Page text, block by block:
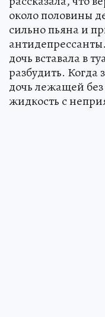
около половины
сильно пьяна и
дочь вставала в
разбудить. Когда
дочь лежащей
жидкость с